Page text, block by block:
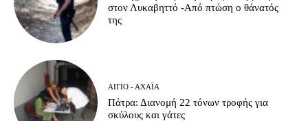
στον Λυκαβηττό -Από πτώση ο θάνατός
της
ΑΊΓΙΟ - ΑΧΑΪ́Α
Πάτρα: Διανομή 22 τόνων τροφής για
σκύλους και γάτες